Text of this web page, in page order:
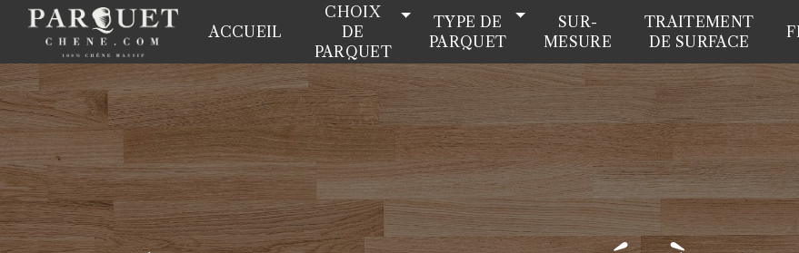
ACCUEIL
CHOIX
DE
PARQUET
TYPE DE
PARQUET
SUR-
MESURE
TRAITEMENT
DE SURFACE
Panneau de gestion des cookies